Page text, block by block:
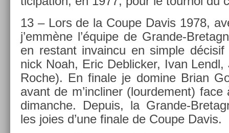
13 – Lors de la Coupe Davis 1978,
j’emmène l’équipe de Grande-
en re­stant in­vain­cu en sim­ple
nick Noah, Eric De­blick­er, Ivan
Roche). En fin­ale je domine Brian
avant de m’inclin­er (lour­de­ment)
di­manche. De­puis, la Grande-
les joies d’une fin­ale de Coupe Davis.